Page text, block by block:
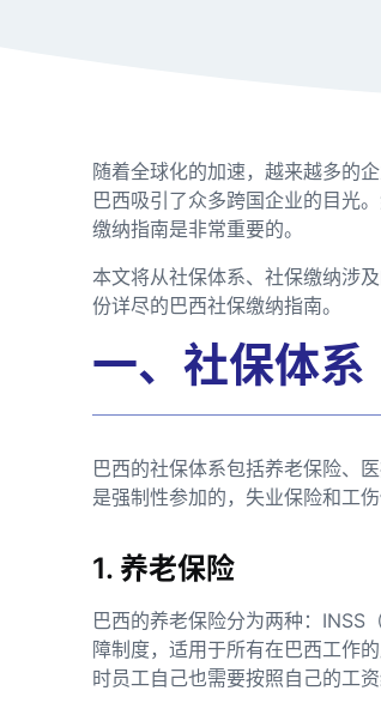
随着全球化的加速，越来越多的
巴西吸引了众多跨国企业的目光
缴纳指南是非常重要的。
本文将从社保体系、社保缴纳涉
份详尽的巴西社保缴纳指南。
一、社保体系
巴西的社保体系包括养老保险、
是强制性参加的，失业保险和工伤
1. 养老保险
巴西的养老保险分为两种：INSS
障制度，适用于所有在巴西工作
时员工自己也需要按照自己的工资